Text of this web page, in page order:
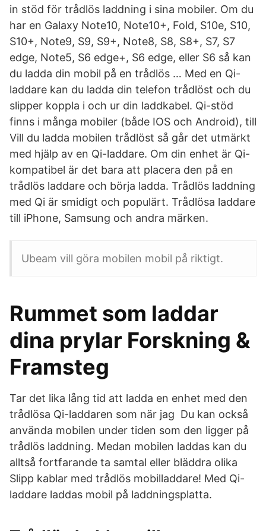
in stöd för trådlös laddning i sina mobiler. Om du
har en Galaxy Note10, Note10+, Fold, S10e, S10,
S10+, Note9, S9, S9+, Note8, S8, S8+, S7, S7
edge, Note5, S6 edge+, S6 edge, eller S6 så kan
du ladda din mobil på en trådlös … Med en Qi-
laddare kan du ladda din telefon trådlöst och du
slipper koppla i och ur din laddkabel. Qi-stöd
finns i många mobiler (både IOS och Android), till
Vill du ladda mobilen trådlöst så går det utmärkt
med hjälp av en Qi-laddare. Om din enhet är Qi-
kompatibel är det bara att placera den på en
trådlös laddare och börja ladda. Trådlös laddning
med Qi är smidigt och populärt. Trådlösa laddare
till iPhone, Samsung och andra märken.
Ubeam vill göra mobilen mobil på riktigt.
Rummet som laddar
dina prylar Forskning &
Framsteg
Tar det lika lång tid att ladda en enhet med den
trådlösa Qi-laddaren som när jag Du kan också
använda mobilen under tiden som den ligger på
trådlös laddning. Medan mobilen laddas kan du
alltså fortfarande ta samtal eller bläddra olika
Slipp kablar med trådlös mobilladdare! Med Qi-
laddare laddas mobil på laddningsplatta.